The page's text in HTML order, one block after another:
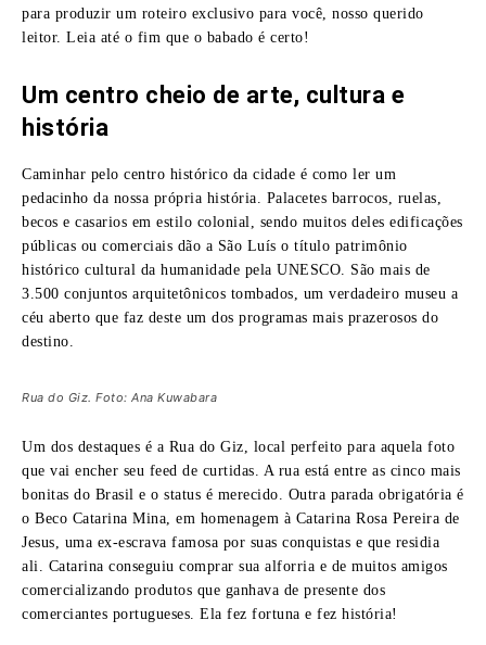
para produzir um roteiro exclusivo para você, nosso querido
leitor. Leia até o fim que o babado é certo!
Um centro cheio de arte, cultura e
história
Caminhar pelo centro histórico da cidade é como ler um
pedacinho da nossa própria história. Palacetes barrocos, ruelas,
becos e casarios em estilo colonial, sendo muitos deles edificações
públicas ou comerciais dão a São Luís o título patrimônio
histórico cultural da humanidade pela UNESCO. São mais de
3.500 conjuntos arquitetônicos tombados, um verdadeiro museu a
céu aberto que faz deste um dos programas mais prazerosos do
destino.
Rua do Giz. Foto: Ana Kuwabara
Um dos destaques é a Rua do Giz, local perfeito para aquela foto
que vai encher seu feed de curtidas. A rua está entre as cinco mais
bonitas do Brasil e o status é merecido. Outra parada obrigatória é
o Beco Catarina Mina, em homenagem à Catarina Rosa Pereira de
Jesus, uma ex-escrava famosa por suas conquistas e que residia
ali. Catarina conseguiu comprar sua alforria e de muitos amigos
comercializando produtos que ganhava de presente dos
comerciantes portugueses. Ela fez fortuna e fez história!